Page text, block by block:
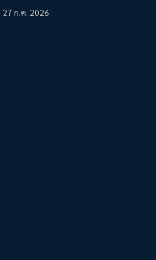
27 ก.ค. 2026